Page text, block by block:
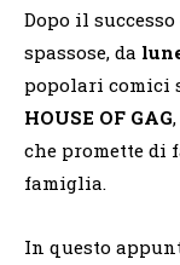
Dopo il
spassose, da
popolari comici
HOUSE OF GAG
che promette di
famiglia.
In questo